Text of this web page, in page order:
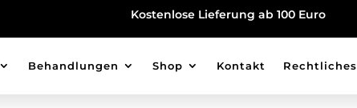
Kostenlose Lieferung ab 100 Euro
Behandlungen Shop Kontakt Rechtliches